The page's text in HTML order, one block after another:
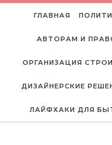
ГЛАВНАЯ
АВТОРАМ И
ОРГАНИЗАЦИЯ
ДИЗАЙНЕРСКИЕ
ЛАЙФХАКИ ДЛЯ